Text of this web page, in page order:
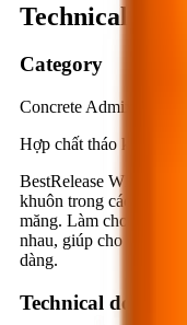
Technical
Category
Concrete Admixtures
Hợp chất tháo khuôn
BestRelease WB501 là
khuôn trong các công
măng. Làm cho vật
nhau, giúp cho các
dàng.
Technical